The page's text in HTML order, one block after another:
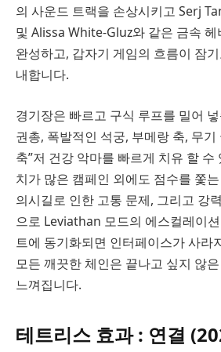
의 사운드 트랙을 손상시키고 Serj
및 Alissa White-Gluz와 같은 금속
완성하고, 갑자기 게임의 흐름이 잠
내합니다.
경기장은 빠르고 구식 루프를 밀어
권총, 폭발적인 석궁, 부메랑 축, 무기
축”저 건강 악마를 빠르게 치유 할 수
치가 많은 캠페인 외에도 점수를 쫓
의시길로 인한 고통 문제, 그리고 강
으로 Leviathan 모드의 에스컬레이
트에 동기화되면 인터페이스가 사라
모든 깨끗한 체인은 끝나고 싶지 않
느껴집니다.
테트리스 효과 : 연결